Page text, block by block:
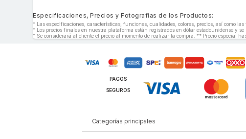
Especificaciones, Precios y Fotografías de los Productos:
* Las especificaciones, características, funciones, cualidades, colores, precios, así como
* Los precios finales en nuestra plataforma están registrados en dólar estadounidense y
* Se considerará al cliente el precio al momento de realizar la compra. ** Precio especial
PAGOS
SEGUROS
Categorías principales